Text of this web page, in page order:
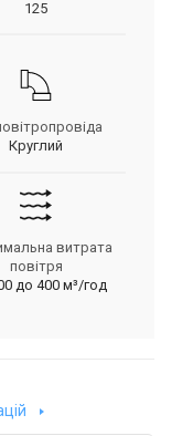
125
Круглий
витрата
повітря
до 400 м³/год